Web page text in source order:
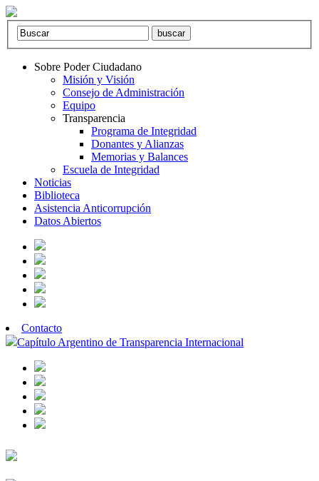
Sobre Poder Ciudadano
Misión y Visión
Consejo de Administración
Equipo
Transparencia
Programa de Integridad
Donantes y Alianzas
Memorias y Balances
Escuela de Integridad
Noticias
Biblioteca
Asistencia Anticorrupción
Datos Abiertos
Contacto
Capítulo Argentino de Transparencia Internacional